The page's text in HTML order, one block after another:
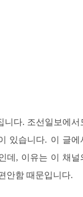
니다. 조선일보에서
있습니다. 이 글에
데, 이유는 이 채널
안함 때문입니다.